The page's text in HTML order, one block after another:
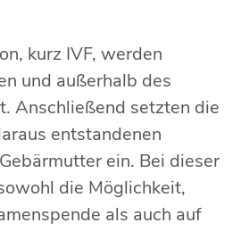
kurz IVF, werden
und außerhalb des
Anschließend setzten die
entstandenen
ein. Bei dieser
die Möglichkeit,
als auch auf